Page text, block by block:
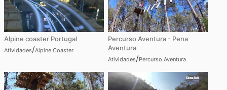
Alpine coaster Portugal
Atividades/Alpine Coaster
Percurso Aventura - Pena
Aventura
Atividades/Percurso Aventura